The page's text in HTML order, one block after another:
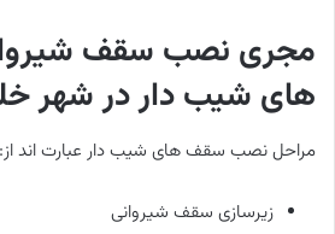
مجری نصب سقف
های شیب دار در شهر
مراحل نصب سقف های شیب دار عبارت اند از:
زیرسازی سقف شیروانی